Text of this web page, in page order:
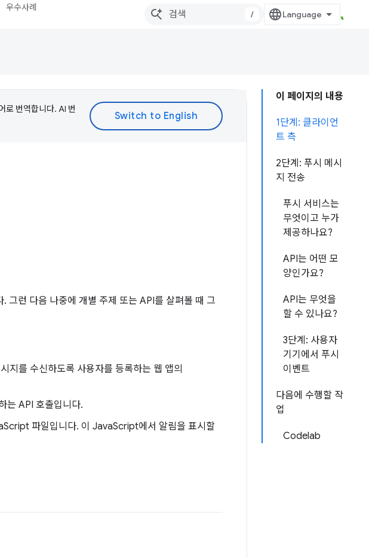
우수사례
/
이 페이지의 내용
1단계: 클라이언
트 측
2단계: 푸시 메시
지 전송
푸시 서비스는
무엇이고 누가
제공하나요?
API는 어떤 모
양인가요?
API는 무엇을
할 수 있나요?
3단계: 사용자
기기에서 푸시
이벤트
다음에 수행할 작
업
Codelab
로 번역합니다. AI 번
그런 다음 나중에 개별 주제 또는 API를 살펴볼 때 그
지를 수신하도록 사용자를 등록하는 웹 앱의
는 API 호출입니다.
파일입니다. 이 JavaScript에서 알림을 표시할